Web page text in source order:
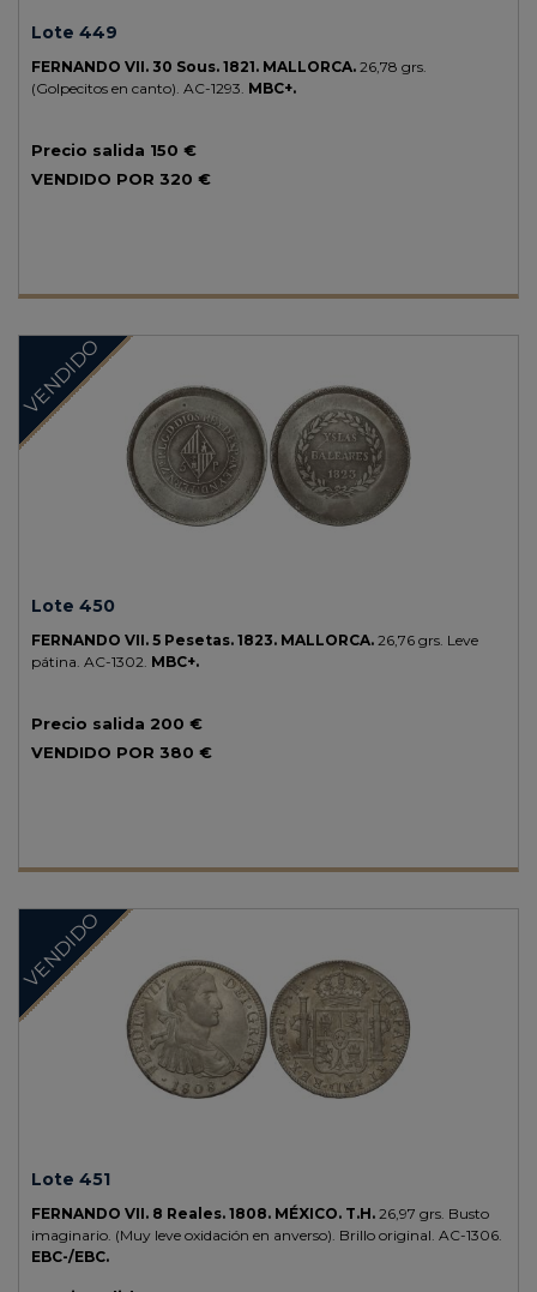
Lote 449
FERNANDO VII. 30 Sous. 1821. MALLORCA. 26,78 grs.
(Golpecitos en canto). AC-1293. MBC+.
Precio salida 150 €
VENDIDO POR 320 €
VENDIDO
Lote 450
FERNANDO VII. 5 Pesetas. 1823. MALLORCA. 26,76 grs. Leve
pátina. AC-1302. MBC+.
Precio salida 200 €
VENDIDO POR 380 €
VENDIDO
Lote 451
FERNANDO VII. 8 Reales. 1808. MÉXICO. T.H. 26,97 grs. Busto
imaginario. (Muy leve oxidación en anverso). Brillo original. AC-1306.
EBC-/EBC.